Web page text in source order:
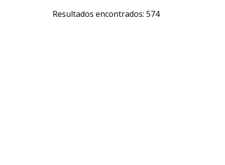
Resultados encontrados: 574